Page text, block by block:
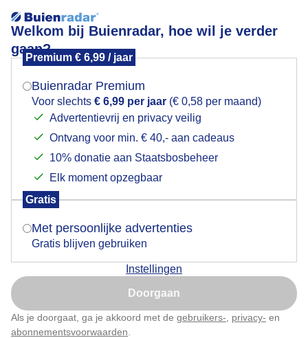
Welkom bij Buienradar, hoe wil je verder
gaan?
Premium € 6,99 / jaar
Buienradar Premium
Voor slechts € 6,99 per jaar (€ 0,58 per maand)
Advertentievrij en privacy veilig
Ontvang voor min. € 40,- aan cadeaus
10% donatie aan Staatsbosbeheer
Elk moment opzegbaar
Gratis
Met persoonlijke advertenties
Gratis blijven gebruiken
Instellingen
Doorgaan
Als je doorgaat, ga je akkoord met de gebruikers- privacy- en
abonnementsvoorwaarden
De kracht van zonlicht
Nog even wachten en de zon ontdooit de auto
Door: Joost Mooij Gemaakt: 02-03-2023, 149x bekeken
Mogen we je locatie gebruiken voor het
Indien je hier nog geen akkoord op hebt gegeven,
verschijnt er zo een pop-up uit je browser waarin
Is goed, toon de popup
Nu niet, misschien later
Klik hierom dit aan te passen